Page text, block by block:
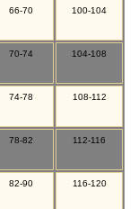
66-70 100-104
70-74 104-108
74-78 108-112
78-82 112-116
82-90 116-120